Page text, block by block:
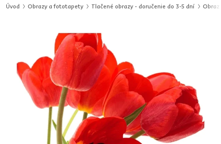
Úvod Obrazy a fototapety Tlačené obrazy - doručenie do 3-5 dní